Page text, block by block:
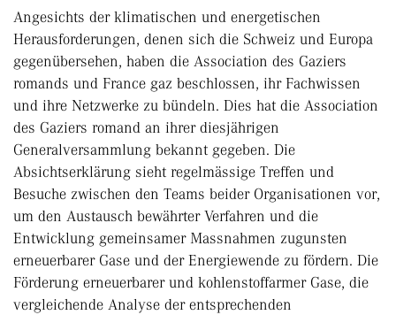
Angesichts der klimatischen und energetischen
Herausforderungen, denen sich die Schweiz und Europa
gegenübersehen, haben die Association des Gaziers
romands und France gaz beschlossen, ihr Fachwissen
und ihre Netzwerke zu bündeln. Dies hat die Association
des Gaziers romand an ihrer diesjährigen
Generalversammlung bekannt gegeben. Die
Absichtserklärung sieht regelmässige Treffen und
Besuche zwischen den Teams beider Organisationen vor,
um den Austausch bewährter Verfahren und die
Entwicklung gemeinsamer Massnahmen zugunsten
erneuerbarer Gase und der Energiewende zu fördern. Die
Förderung erneuerbarer und kohlenstoffarmer Gase, die
vergleichende Analyse der entsprechenden